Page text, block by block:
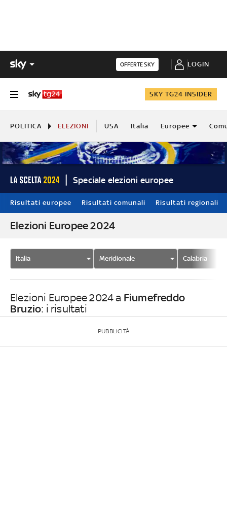
OFFERTE SKY LOGIN
SKY TG24 INSIDER
POLITICA ELEZIONI USA Italia Europee
Speciale elezioni europee
Risultati europee Risultati comunali Risultati regionali
Elezioni Europee 2024
Italia Meridionale Calabria
Elezioni Europee 2024 a Fiumefreddo
Bruzio: i risultati
PUBBLICITÀ